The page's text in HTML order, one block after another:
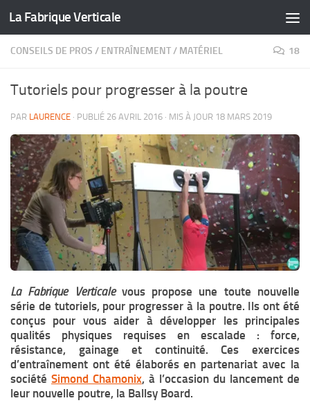
Skip to content
La Fabrique Verticale
CONSEILS DE PROS / ENTRAÎNEMENT/ MATÉRIEL 18
Tutoriels pour progresser à la poutre
PAR LAURENCE · PUBLIÉ 26 AVRIL 2016 · MIS À JOUR 18 MARS 2019
La Fabrique Verticalevous propose une toute nouvelle
série de tutoriels, pour progresser à la poutre. Ils ont été
conçus pour vous aider à développer les principales
qualités physiques requises en escalade : force,
résistance, gainage et continuité. Ces exercices
d’entraînement ont été élaborés en partenariat avec la
société Simond Chamonix, à l’occasion du lancement de
leur nouvelle poutre, la Ballsy Board.